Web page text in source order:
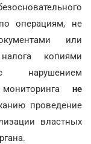
операциям, не
или
копиями
нарушением
мониторинга не
проведение
властных